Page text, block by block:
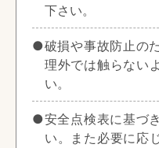
下さい。
●破損や事故防止の
理外では触らない
い。
●安全点検表に基づ
い。また必要に応